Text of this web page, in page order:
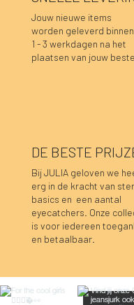
Lara sweater
Prijs
€ 39,95
Luka sweater
Prijs
€ 39,95
Luka rok grijs
Prijs
€ 34,95
Hannah top prune
Prijs
€ 39,95
Hannah top choco
Prijs
€ 39,95
Caro blouse beige
Prijs
€ 44,95
Caro blouse kaki
Prijs
€ 44,95
Caro blouse
Prijs
€ 44,95
Pauline top
Prijs
€ 59,95
Lucia longsleeve
Prijs
€ 39,95
Sofie top
Niet op voorraad
Caro blouse prune
Niet op voorraad
Caro blouse
Niet op voorraad
Caro blouse
Niet op voorraad
Pauline top
Niet op voorraad
Jouw nieuwe items
worden geleverd
1 - 3 werkdagen na het
plaatsen van jouw
DE BESTE
Bij JULIA geloven we
erg in de kracht van
basics en een aantal
eyecatchers. Onze
is voor iedereen
en betaalbaar.